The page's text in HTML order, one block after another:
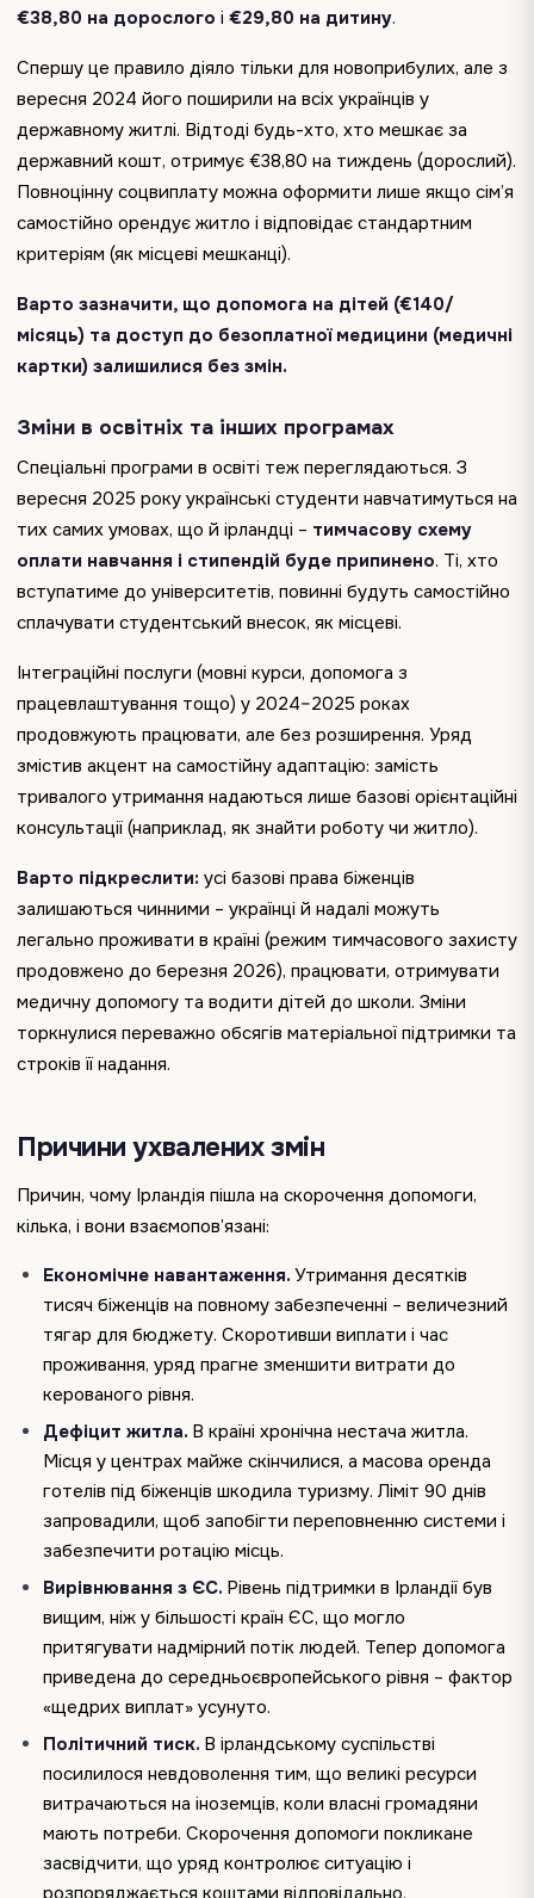
€38,80 на дорослого і €29,80 на дитину.
Спершу це правило діяло тільки для новоприбулих, але з
вересня 2024 його поширили на всіх українців у
державному житлі. Відтоді будь-хто, хто мешкає за
державний кошт, отримує €38,80 на тиждень (дорослий).
Повноцінну соцвиплату можна оформити лише якщо сім’я
самостійно орендує житло і відповідає стандартним
критеріям (як місцеві мешканці).
Варто зазначити, що допомога на дітей (€140/
місяць) та доступ до безоплатної медицини (медичні
картки) залишилися без змін.
Зміни в освітніх та інших програмах
Спеціальні програми в освіті теж переглядаються. З
вересня 2025 року українські студенти навчатимуться на
тих самих умовах, що й ірландці – тимчасову схему
оплати навчання і стипендій буде припинено. Ті, хто
вступатиме до університетів, повинні будуть самостійно
сплачувати студентський внесок, як місцеві.
Інтеграційні послуги (мовні курси, допомога з
працевлаштування тощо) у 2024–2025 роках
продовжують працювати, але без розширення. Уряд
змістив акцент на самостійну адаптацію: замість
тривалого утримання надаються лише базові орієнтаційні
консультації (наприклад, як знайти роботу чи житло).
Варто підкреслити: усі базові права біженців
залишаються чинними – українці й надалі можуть
легально проживати в країні (режим тимчасового захисту
продовжено до березня 2026), працювати, отримувати
медичну допомогу та водити дітей до школи. Зміни
торкнулися переважно обсягів матеріальної підтримки та
строків її надання.
Причини ухвалених змін
Причин, чому Ірландія пішла на скорочення допомоги,
кілька, і вони взаємопов’язані:
Економічне навантаження. Утримання десятків
тисяч біженців на повному забезпеченні – величезний
тягар для бюджету. Скоротивши виплати і час
проживання, уряд прагне зменшити витрати до
керованого рівня.
Дефіцит житла. В країні хронічна нестача житла.
Місця у центрах майже скінчилися, а масова оренда
готелів під біженців шкодила туризму. Ліміт 90 днів
запровадили, щоб запобігти переповненню системи і
забезпечити ротацію місць.
Вирівнювання з ЄС. Рівень підтримки в Ірландії був
вищим, ніж у більшості країн ЄС, що могло
притягувати надмірний потік людей. Тепер допомога
приведена до середньоєвропейського рівня – фактор
«щедрих виплат» усунуто.
Політичний тиск. В ірландському суспільстві
посилилося невдоволення тим, що великі ресурси
витрачаються на іноземців, коли власні громадяни
мають потреби. Скорочення допомоги покликане
засвідчити, що уряд контролює ситуацію і
розпоряджається коштами відповідально.